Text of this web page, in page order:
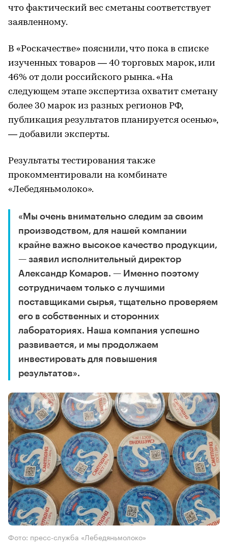
что фактический вес сметаны соответствует
заявленному.
В «Роскачестве» пояснили, что пока в списке
изученных товаров — 40 торговых марок, или
46% от доли российского рынка. «На
следующем этапе экспертиза охватит сметану
более 30 марок из разных регионов РФ,
публикация результатов планируется осенью»,
— добавили эксперты.
Результаты тестирования также
прокомментировали на комбинате
«Лебедяньмолоко».
«Мы очень внимательно следим за своим
производством, для нашей компании
крайне важно высокое качество продукции,
— заявил исполнительный директор
Александр Комаров. — Именно поэтому
сотрудничаем только с лучшими
поставщиками сырья, тщательно проверяем
его в собственных и сторонних
лабораториях. Наша компания успешно
развивается, и мы продолжаем
инвестировать для повышения
результатов».
Фото: пресс-служба «Лебедяньмолоко»